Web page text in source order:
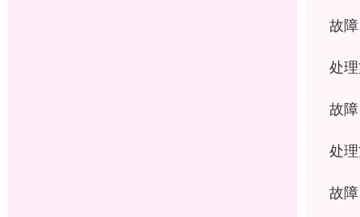
故
处
故
处
故